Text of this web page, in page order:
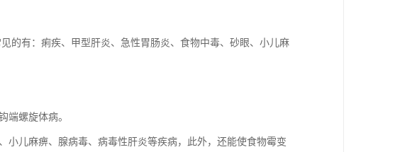
的有：痢疾、甲型肝炎、急性胃肠炎、食物中毒、砂眼、小儿麻
端螺旋体病。
小儿麻痹、腺病毒、病毒性肝炎等疾病，此外，还能使食物霉变